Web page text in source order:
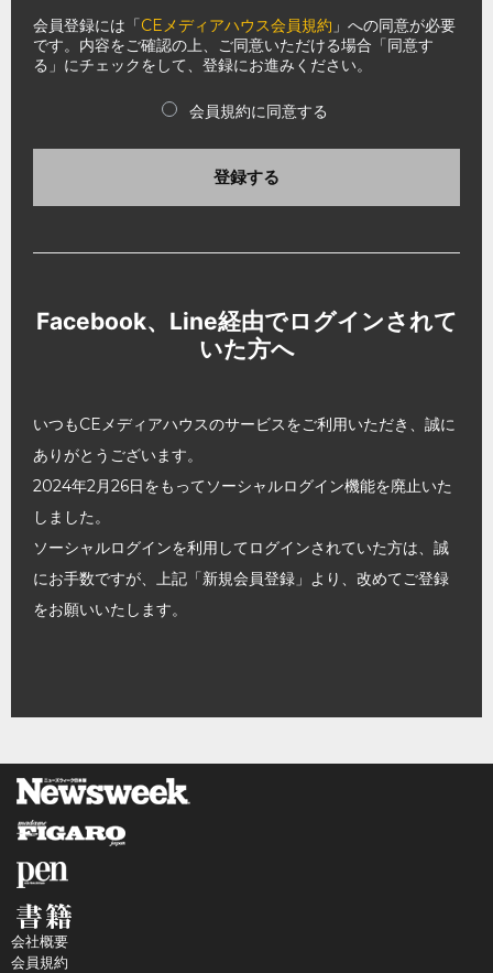
会員登録には「CEメディアハウス会員規約 」への同意が必要
です。内容をご確認の上、ご同意いただける場合「同意す
る」にチェックをして、登録にお進みください。
会員規約に同意する
登録する
Facebook、Line経由でログインされて
いた方へ
いつもCEメディアハウスのサービスをご利用いただき、誠に
ありがとうございます。
2024年2月26日をもってソーシャルログイン機能を廃止いた
しました。
ソーシャルログインを利用してログインされていた方は、誠
にお手数ですが、上記「新規会員登録」より、改めてご登録
をお願いいたします。
会社概要
会員規約